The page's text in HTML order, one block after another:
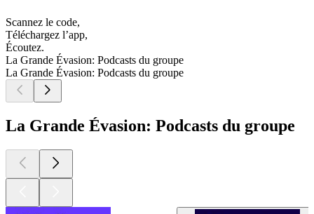
Scannez le code,
Téléchargez l’app,
Écoutez.
La Grande Évasion: Podcasts du groupe
La Grande Évasion: Podcasts du groupe
La Grande Évasion: Podcasts du groupe